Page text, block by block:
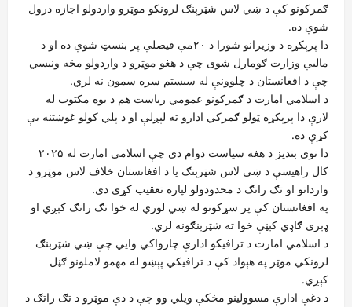
ګمرکونو کې د ښي‌ لاس شټرېنګ لرونکو موټرو واردولو اجازه درول
شوې ده.
دا پرېکړه د وزیرانو شورا د ۲۰مې فیصلې پر بنسټ شوې ده او د
مالیې وزارت ګومارل شوی چې د هغو موټرو د واردولو مخه ونیسي
چې د افغانستان د چلوونې له سیستم سره سمون نه لري.
د اسلامي امارت د ګمرکونو عمومي ریاست هم د یوه مکتوب له
لارې دا پرېکړه ټولو ګمرکي ادارو ته لېږلې او د پلي کولو غوښتنه یې
کړې ده.
دا نوی بندیز د هغه سیاست دوام دی چې اسلامي امارت له ۲۰۲۵
کال راهیسې د ښي‌ لاس شټرېنګ یا د افغانستان خلاف لاس موټرو د
وارداتو او تګ راتګ د محدودولو لپاره تعقیب کړی دی.
په افغانستان کې پر سړکونو له ښي لوري له خوا تګ راتګ کېږي او
ډېری ګاډي کېڼې خوا ته شټرېنګونه لري.
د اسلامي امارت د ترافیکو ادارې چارواکي وايي چې ښي شټرېنګ
لرونکي موټر په هېواد کې د ترافیکي پېښو له مهمو لاملونو ګڼل
کېږي.
د دغې ادارې مسوولینو مخکې ویلي وو چې د دې موټرو د تګ راتګ د